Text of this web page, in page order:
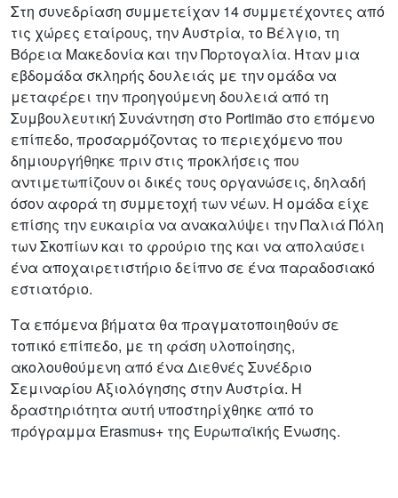
Στη συνεδρίαση συμμετείχαν 14 συμμετέχοντες από
τις χώρες εταίρους, την Αυστρία, το Βέλγιο, τη
Βόρεια Μακεδονία και την Πορτογαλία. Ήταν μια
εβδομάδα σκληρής δουλειάς με την ομάδα να
μεταφέρει την προηγούμενη δουλειά από τη
Συμβουλευτική Συνάντηση στο Portimão στο επόμενο
επίπεδο, προσαρμόζοντας το περιεχόμενο που
δημιουργήθηκε πριν στις προκλήσεις που
αντιμετωπίζουν οι δικές τους οργανώσεις, δηλαδή
όσον αφορά τη συμμετοχή των νέων. Η ομάδα είχε
επίσης την ευκαιρία να ανακαλύψει την Παλιά Πόλη
των Σκοπίων και το φρούριο της και να απολαύσει
ένα αποχαιρετιστήριο δείπνο σε ένα παραδοσιακό
εστιατόριο.
Τα επόμενα βήματα θα πραγματοποιηθούν σε
τοπικό επίπεδο, με τη φάση υλοποίησης,
ακολουθούμενη από ένα Διεθνές Συνέδριο
Σεμιναρίου Αξιολόγησης στην Αυστρία. Η
δραστηριότητα αυτή υποστηρίχθηκε από το
πρόγραμμα Erasmus+ της Ευρωπαϊκής Ένωσης.